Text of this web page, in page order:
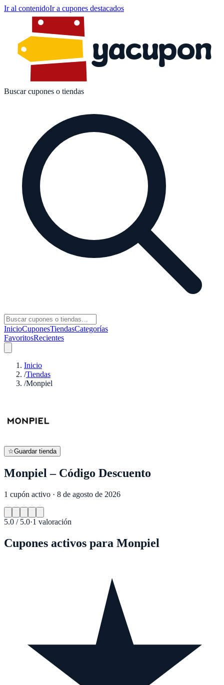
Ir al contenidoIr a cupones destacados
yacupon
Buscar cupones o tiendas
InicioCuponesTiendasCategorías
FavoritosRecientes
Inicio
/Tiendas
/Monpiel
☆Guardar tienda
Monpiel – Código Descuento
1 cupón activo · 8 de agosto de 2026
5.0 / 5.0·1 valoración
Cupones activos para Monpiel